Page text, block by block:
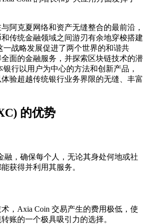
阿克夏网络和资产无缝整合的最前沿，
传统金融领域之间游刃有余地穿梭搭建
一战略发展促进了两个世界的和谐共
面的金融服务，并探索区块链技术的潜
行以用户为中心的方法和创新产品，
验超越传统银行业务界限的无缝、丰富
的优势
融，确保每个人，无论其身处何地或社
获得并利用其服务。
，Axia Coin 交易产生的费用极低，使
账的一个极具吸引力的选择。